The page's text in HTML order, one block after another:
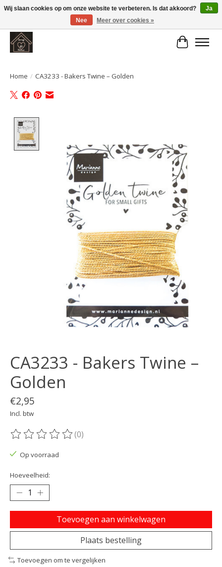
Large selection of products and fast shipping!
Home / CA3233 - Bakers Twine – Golden
CA3233 - Bakers Twine –
Golden
€2,95
Incl. btw
De beoordeling van dit product is
(0)
Op voorraad
Hoeveelheid:
Toevoegen aan winkelwagen
Plaats bestelling
Toevoegen om te vergelijken
Wij slaan cookies op om onze website te verbeteren. Is dat akkoord?
Ja
Nee
Meer over cookies »